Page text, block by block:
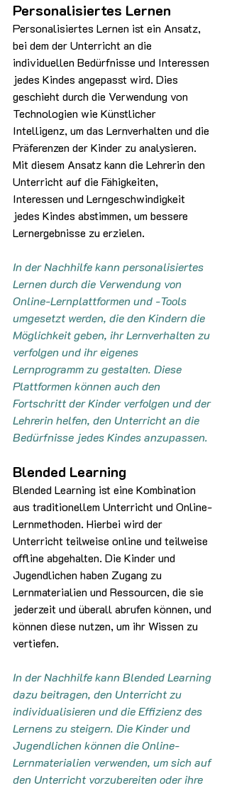
Personalisiertes Lernen
Personalisiertes Lernen ist ein Ansatz,
bei dem der Unterricht an die
individuellen Bedürfnisse und Interessen
jedes Kindes angepasst wird. Dies
geschieht durch die Verwendung von
Technologien wie Künstlicher
Intelligenz, um das Lernverhalten und die
Präferenzen der Kinder zu analysieren.
Mit diesem Ansatz kann die Lehrerin den
Unterricht auf die Fähigkeiten,
Interessen und Lerngeschwindigkeit
jedes Kindes abstimmen, um bessere
Lernergebnisse zu erzielen.
In der Nachhilfe kann personalisiertes
Lernen durch die Verwendung von
Online-Lernplattformen und -Tools
umgesetzt werden, die den Kindern die
Möglichkeit geben, ihr Lernverhalten zu
verfolgen und ihr eigenes
Lernprogramm zu gestalten. Diese
Plattformen können auch den
Fortschritt der Kinder verfolgen und der
Lehrerin helfen, den Unterricht an die
Bedürfnisse jedes Kindes anzupassen.
Blended Learning
Blended Learning ist eine Kombination
aus traditionellem Unterricht und Online-
Lernmethoden. Hierbei wird der
Unterricht teilweise online und teilweise
offline abgehalten. Die Kinder und
Jugendlichen haben Zugang zu
Lernmaterialien und Ressourcen, die sie
jederzeit und überall abrufen können, und
können diese nutzen, um ihr Wissen zu
vertiefen.
In der Nachhilfe kann Blended Learning
dazu beitragen, den Unterricht zu
individualisieren und die Effizienz des
Lernens zu steigern. Die Kinder und
Jugendlichen können die Online-
Lernmaterialien verwenden, um sich auf
den Unterricht vorzubereiten oder ihre